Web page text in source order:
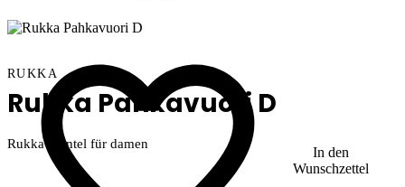
In den
Wunschzettel
RUKKA
Rukka Pahkavuori D
Rukka Mantel für damen